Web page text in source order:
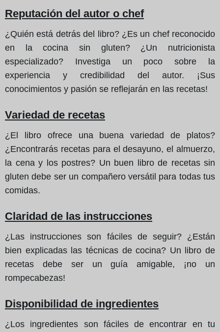
Reputación del autor o chef
¿Quién está detrás del libro? ¿Es un chef reconocido
en la cocina sin gluten? ¿Un nutricionista
especializado? Investiga un poco sobre la
experiencia y credibilidad del autor. ¡Sus
conocimientos y pasión se reflejarán en las recetas!
Variedad de recetas
¿El libro ofrece una buena variedad de platos?
¿Encontrarás recetas para el desayuno, el almuerzo,
la cena y los postres? Un buen libro de recetas sin
gluten debe ser un compañero versátil para todas tus
comidas.
Claridad de las instrucciones
¿Las instrucciones son fáciles de seguir? ¿Están
bien explicadas las técnicas de cocina? Un libro de
recetas debe ser un guía amigable, ¡no un
rompecabezas!
Disponibilidad de ingredientes
¿Los ingredientes son fáciles de encontrar en tu